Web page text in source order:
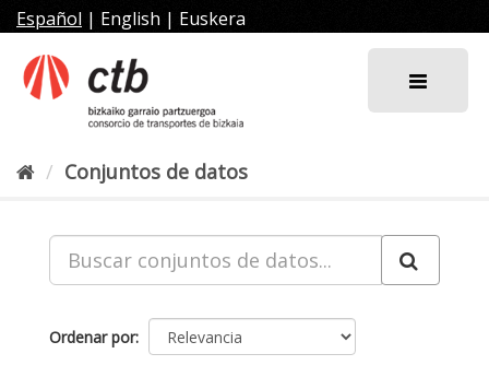
al
contenido
Español | English | Euskera
Conjuntos de datos
Ordenar por